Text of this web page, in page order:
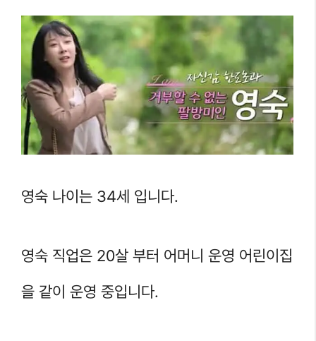
영숙 나이는 34세 입니다.
영숙 직업은 20살 부터 어머니 운영 어린이집
을 같이 운영 중입니다.